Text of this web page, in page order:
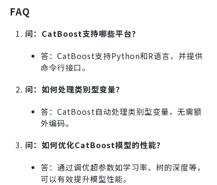
FAQ
问：CatBoost支持哪些平台？
答：CatBoost支持Python和R语言，并提供
命令行接口。
问：如何处理类别型变量？
答：CatBoost自动处理类别型变量，无需额
外编码。
问：如何优化CatBoost模型的性能？
答：通过调优超参数如学习率、树的深度等，
可以有效提升模型性能。